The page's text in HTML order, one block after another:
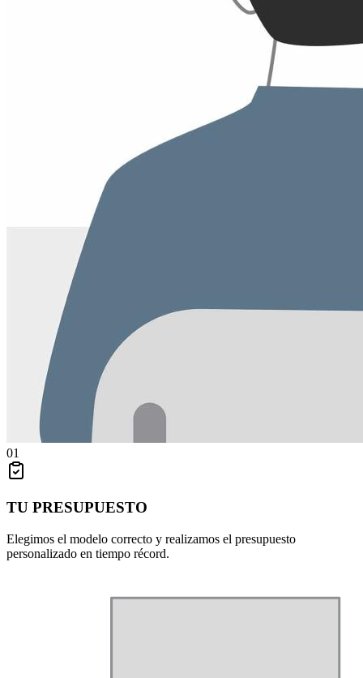
01
TU PRESUPUESTO
Elegimos el modelo correcto y realizamos el presupuesto
personalizado en tiempo récord.